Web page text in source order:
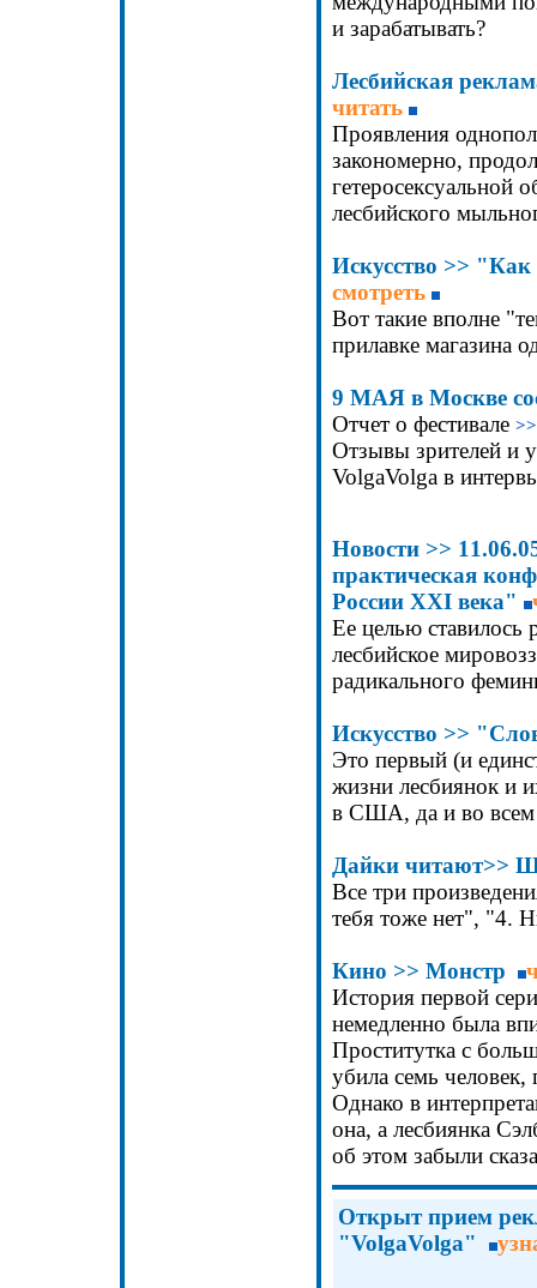
и зарабатывать?
Лесбийская
читать
Проявления
закономерно,
гетеросексуальной
лесбийского
Искусство >> "Как
смотреть
Вот такие вполне
прилавке магазина
9 МАЯ в Москве
Отчет о фестивале
Отзывы зрителей и
VolgaVolga в
Новости >> 11
практическая
России XXI века"
Ее целью ставилось
лесбийское
радикального
Искусство >> "С
Это первый (и
жизни лесбиянок и
в США, да и во
Дайки читают>>
Все три
тебя тоже нет", "4.
Кино >> Монстр
История первой
немедленно была
Проститутка с
убила семь
Однако в
она, а лесбиянка
об этом забыли
Открыт прием
"VolgaVolga"